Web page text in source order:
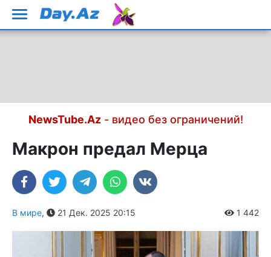
NewsTube.Az- видео без ограничений!
Макрон предал Мерца
В мире, 21 Дек. 2025 20:15 1 442